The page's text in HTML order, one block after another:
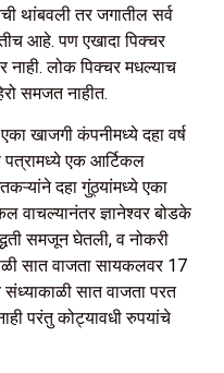
थांबवली तर जगातील सर्व
आहे. पण एखादा पिक्चर
नाही. लोक पिक्चर मधल्याच
समजत नाहीत.
खाजगी कंपनीमध्ये दहा वर्ष
पत्रामध्ये एक आर्टिकल
दहा गुंठ्यांमध्ये एका
वाचल्यानंतर ज्ञानेश्वर बोडके
समजून घेतली, व नोकरी
सात वाजता सायकलवर 17
सात वाजता परत
परंतु कोट्यावधी रुपयांचे